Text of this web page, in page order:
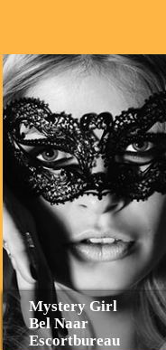
Mystery Girl
Bel Naar
Escortbureau